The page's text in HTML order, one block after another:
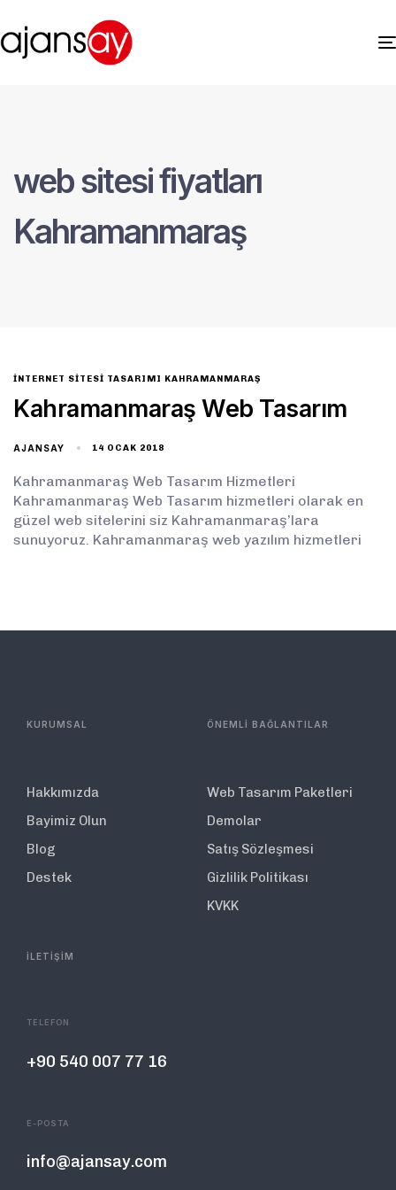
web sitesi fiyatları
Kahramanmaraş
INTERNET SITESI TASARIMI KAHRAMANMARAŞ
Kahramanmaraş Web Tasarım
AJANSAY 14 OCAK 2018
Kahramanmaraş Web Tasarım Hizmetleri
Kahramanmaraş Web Tasarım hizmetleri olarak en
güzel web sitelerini siz Kahramanmaraş’lara
sunuyoruz. Kahramanmaraş web yazılım hizmetleri
KURUMSAL
Hakkımızda
Bayimiz Olun
Blog
Destek
ÖNEMLİ BAĞLANTILAR
Web Tasarım Paketleri
Demolar
Satış Sözleşmesi
Gizlilik Politikası
KVKK
İLETİŞİM
TELEFON
+90 540 007 77 16
E-POSTA
info@ajansay.com